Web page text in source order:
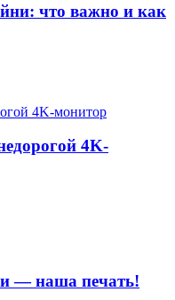
что важно и как
4K-
— наша печать!